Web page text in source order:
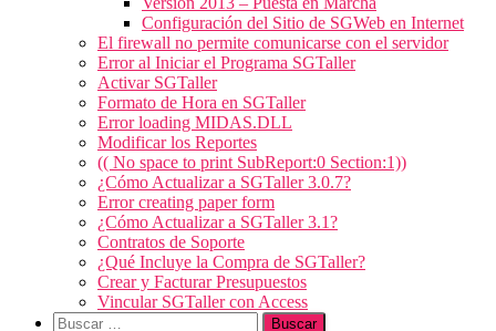
Configuración del Sitio de SGWeb en Internet
El firewall no permite comunicarse con el servidor
Error al Iniciar el Programa SGTaller
Activar SGTaller
Formato de Hora en SGTaller
Error loading MIDAS.DLL
Modificar los Reportes
(( No space to print SubReport:0 Section:1))
¿Cómo Actualizar a SGTaller 3.0.7?
Error creating paper form
¿Cómo Actualizar a SGTaller 3.1?
Contratos de Soporte
¿Qué Incluye la Compra de SGTaller?
Crear y Facturar Presupuestos
Vincular SGTaller con Access
Buscar: